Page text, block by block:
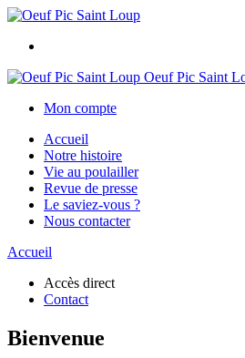
Oeuf Pic Saint
Mon compte
Accueil
Notre histoire
Vie au poulailler
Revue de presse
Le saviez-vous ?
Nous contacter
Accueil
Accès direct
Contact
Bienvenue